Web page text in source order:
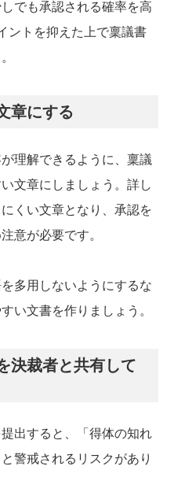
でも承認される確率を高
ントを抑えた上で稟議書
章にする
理解できるように、稟議
文章にしましょう。詳し
くい文章となり、承認を
意が必要です。
多用しないようにするな
い文書を作りましょう。
決裁者と共有して
出すると、「得体の知れ
警戒されるリスクがあり